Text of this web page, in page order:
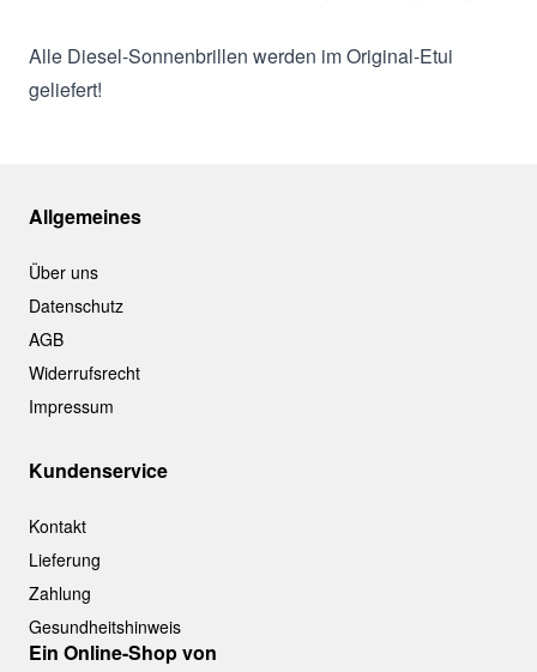
Alle Diesel-Sonnenbrillen werden im Original-Etui
geliefert!
Allgemeines
Über uns
Datenschutz
AGB
Widerrufsrecht
Impressum
Kundenservice
Kontakt
Lieferung
Zahlung
Gesundheitshinweis
Ein Online-Shop von